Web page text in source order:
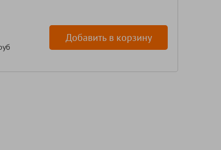
Добавить в корзину